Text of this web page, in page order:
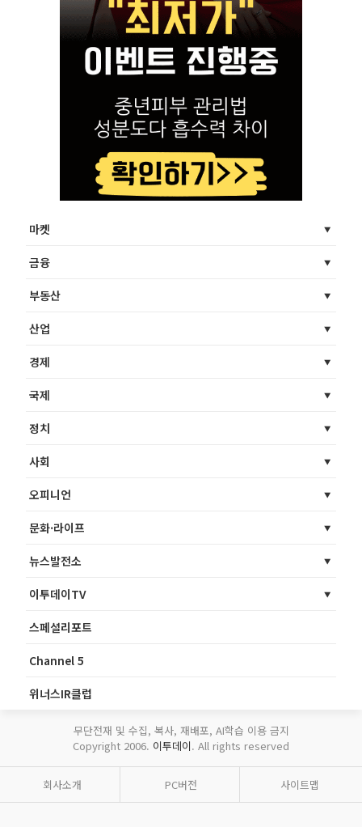
마켓
금융
부동산
산업
경제
국제
정치
사회
오피니언
문화·라이프
뉴스발전소
이투데이TV
스페셜리포트
Channel 5
위너스IR클럽
무단전재 및 수집, 복사, 재배포, AI학습 이용 금지
Copyright 2006. 이투데이. All rights reserved
회사소개 PC버전 사이트맵